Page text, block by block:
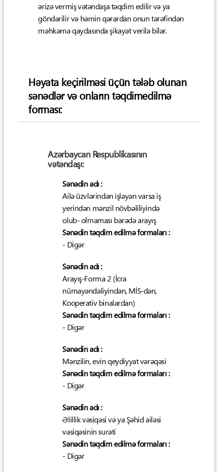
ərizə vermiş vətəndaşa təqdim edilir və ya
göndərilir və həmin qərardan onun tərəfindən
məhkəmə qaydasında şikayət verilə bilər.
Həyata keçirilməsi üçün tələb olunan
sənədlər və onların təqdimedilmə
forması:
Azərbaycan Respublikasının
vətəndaşı:
Sənədin adı :
Ailə üzvlərindən işləyən varsa iş
yerindən mənzil növbəliliyində
olub- olmaması barədə arayış
Sənədin təqdim edilmə formaları :
- Digər
Sənədin adı :
Arayış-Forma 2 (İcra
nümayəndəliyindən, MİS-dən,
Kooperativ binalardan)
Sənədin təqdim edilmə formaları :
- Digər
Sənədin adı :
Mənzilin, evin qeydiyyat vərəqəsi
Sənədin təqdim edilmə formaları :
- Digər
Sənədin adı :
Əlillik vəsiqəsi və ya Şəhid ailəsi
vəsiqəsinin surəti
Sənədin təqdim edilmə formaları :
- Digər